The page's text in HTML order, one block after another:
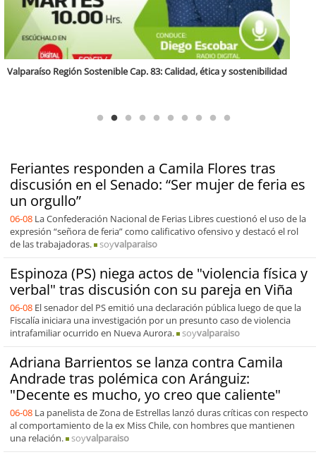
Feriantes responden a Camila Flores tras
discusión en el Senado: “Ser mujer de feria es
un orgullo”
06-08 La Confederación Nacional de Ferias Libres cuestionó el uso de la
expresión “señora de feria” como calificativo ofensivo y destacó el rol
de las trabajadoras.
soyvalparaiso
Espinoza (PS) niega actos de "violencia física y
verbal" tras discusión con su pareja en Viña
06-08 El senador del PS emitió una declaración pública luego de que la
Fiscalía iniciara una investigación por un presunto caso de violencia
intrafamiliar ocurrido en Nueva Aurora.
soyvalparaiso
Adriana Barrientos se lanza contra Camila
Andrade tras polémica con Aránguiz:
"Decente es mucho, yo creo que caliente"
06-08 La panelista de Zona de Estrellas lanzó duras críticas con respecto
al comportamiento de la ex Miss Chile, con hombres que mantienen
una relación.
soyvalparaiso